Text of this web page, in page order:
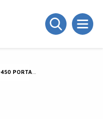
ET DU STATIONNEMENT REPAS DE QUARTIER RUE D’ARROMANCHE